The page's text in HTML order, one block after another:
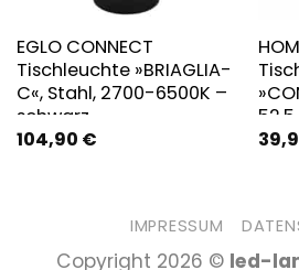
EGLO CONNECT
Tischleuchte »BRIAGLIA-
C«, Stahl, 2700-6500K –
schwarz
104,90 €
IMPRESSUM
Copyright 2026 © led-